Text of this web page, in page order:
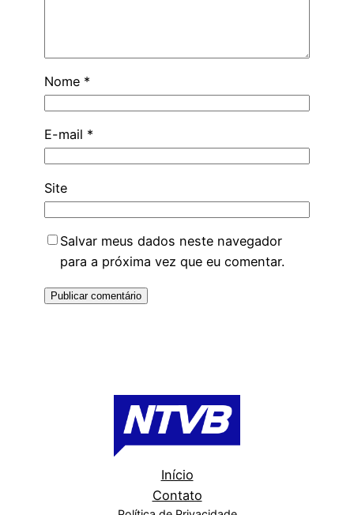
Nome *
E-mail *
Site
Salvar meus dados neste navegador
para a próxima vez que eu comentar.
Início
Contato